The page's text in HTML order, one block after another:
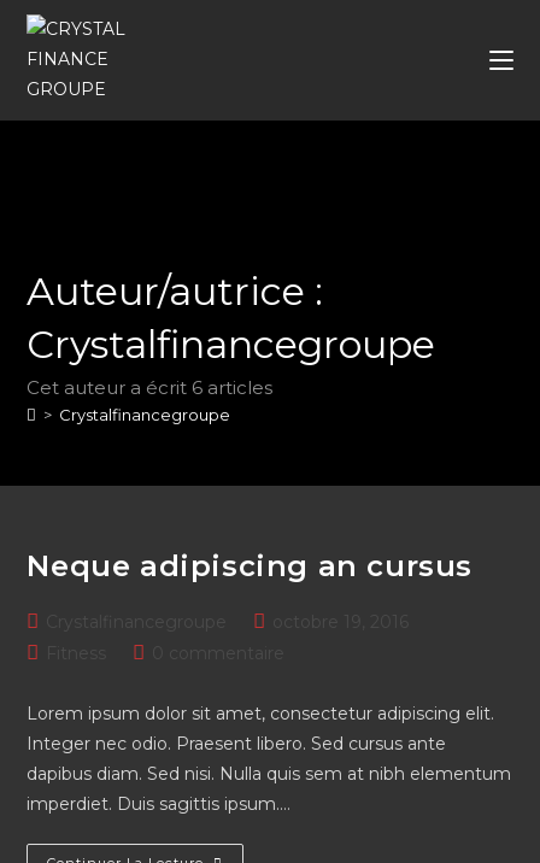
Auteur/autrice :
Crystalfinancegroupe
Cet auteur a écrit 6 articles
> Crystalfinancegroupe
Neque adipiscing an cursus
Crystalfinancegroupe
octobre 19, 2016
Fitness
0 commentaire
Lorem ipsum dolor sit amet, consectetur adipiscing elit.
Integer nec odio. Praesent libero. Sed cursus ante
dapibus diam. Sed nisi. Nulla quis sem at nibh elementum
imperdiet. Duis sagittis ipsum.…